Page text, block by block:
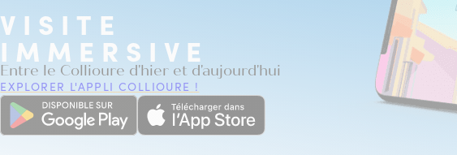
VISITE
IMMERSIVE
Entre le Collioure d'hier et d'aujourd'hui
EXPLORER L'APPLI COLLIOURE !